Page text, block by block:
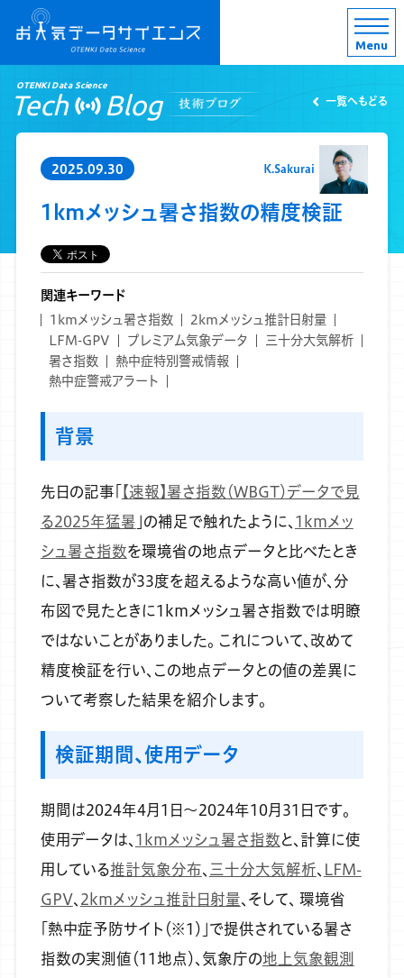
Menu
OTENKI Data Science
Tech Blog 一覧へもどる
2025.09.30 K.Sakurai
1kmメッシュ暑さ指数の精度検証
関連キーワード
1kmメッシュ暑さ指数
2kmメッシュ推計日射量
LFM-GPV
プレミアム気象データ
三十分大気解析
暑さ指数
熱中症特別警戒情報
熱中症警戒アラート
背景
先日の記事「【速報】暑さ指数（WBGT）データで見
る2025年猛暑 」の補足で触れたように、 1kmメッ
シュ暑さ指数を環境省の地点データと比べたとき
に、暑さ指数が33度を超えるような高い値が、分
布図で見たときに1kmメッシュ暑さ指数では明瞭
ではないことがありました。 これについて、改めて
精度検証を行い、この地点データとの値の差異に
ついて考察した結果を紹介します。
検証期間、使用データ
期間は2024年4月1日～2024年10月31日です。
使用データは、 1kmメッシュ暑さ指数と、計算に使
用している推計気象分布、 三十分大気解析、 LFM-
GPV、 2kmメッシュ推計日射量、そして、 環境省
「熱中症予防サイト（※1）」で提供されている暑さ
指数の実測値（11地点）、気象庁の地上気象観測